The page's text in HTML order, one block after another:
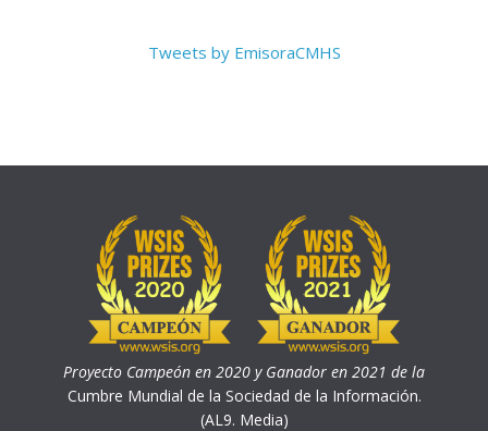
Tweets by EmisoraCMHS
Proyecto Campeón en 2020 y Ganador en 2021 de la
Cumbre Mundial de la Sociedad de la Información.
(AL9. Media)